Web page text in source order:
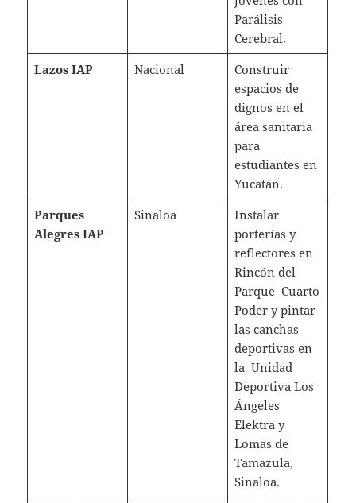
Parálisis
Cerebral.
Lazos IAP
Nacional
Construir
espacios de
dignos en el
área sanitaria
para
estudiantes en
Yucatán.
Parques
Alegres IAP
Sinaloa
Instalar
porterías y
reflectores en
Rincón del
Parque Cuarto
Poder y pintar
las canchas
deportivas en
la Unidad
Deportiva Los
Ángeles
Elektra y
Lomas de
Tamazula,
Sinaloa.